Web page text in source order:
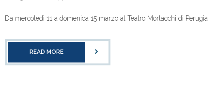
Da mercoledì 11 a domenica 15 marzo al Teatro Morlacchi di Perugia
READ MORE